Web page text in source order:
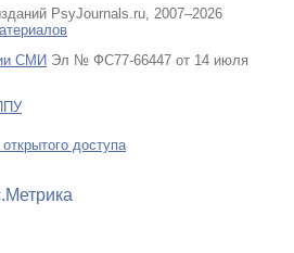
PsyJournals.ru, 2007–2026
СМИ Эл № ФС77-66447 от 14 июля
доступа